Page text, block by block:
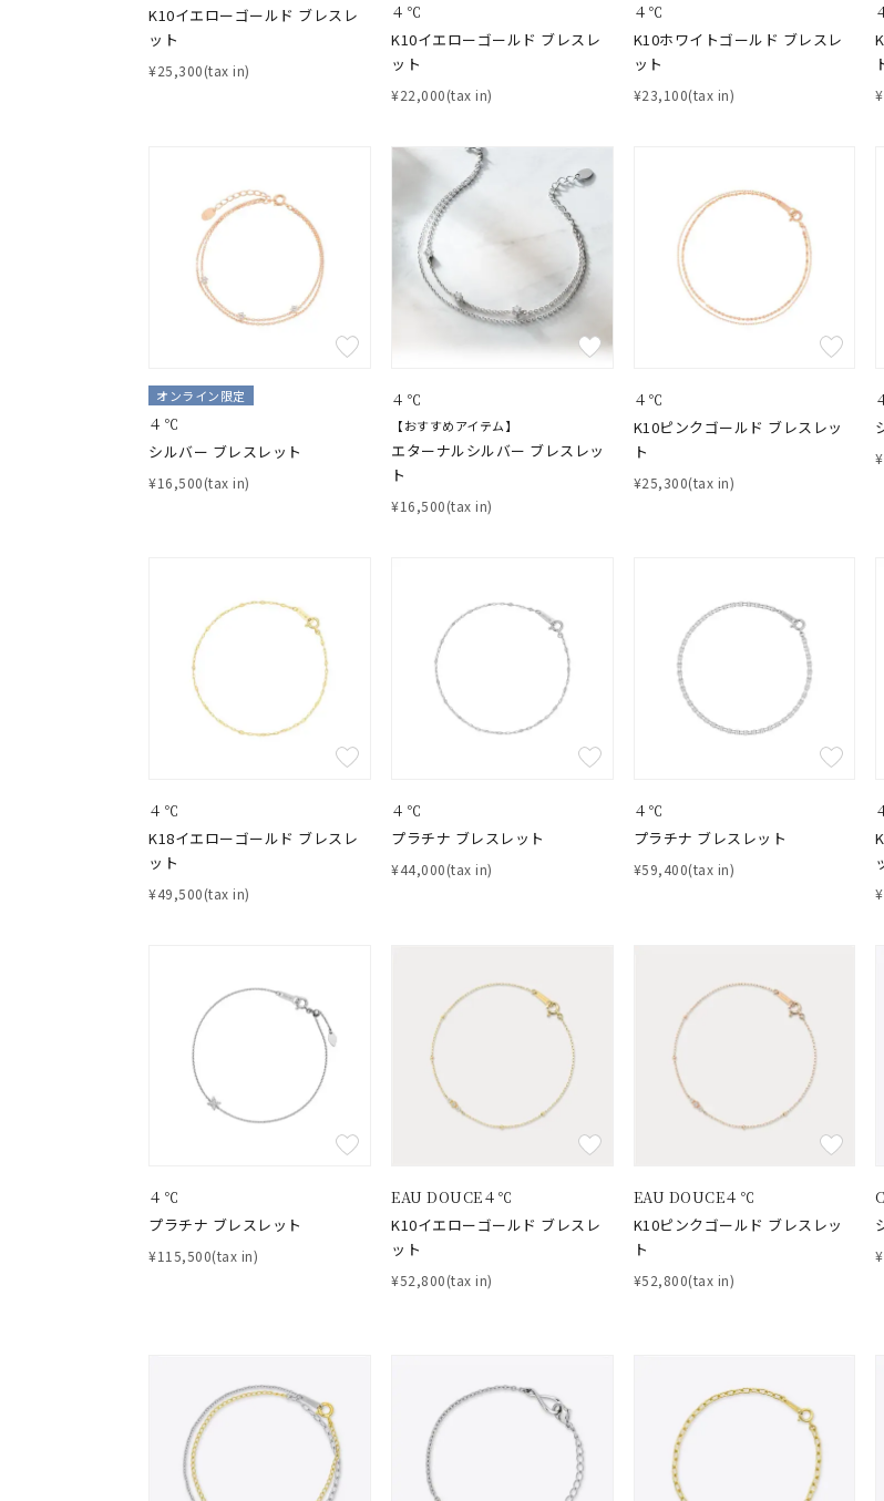
人気検索キーワード #ペア #eギフト #ハーフエタニティリング #刻印可
ブランド
プラチナ K7
1月の誕生石 3月の誕生石
8月の誕生石
モチーフ
しずく ハート 三石 パヴェ
ダブルループ
石の色
クリア ピンク パープル
レッド
マルチカラー
コレクション
耳周りジュエリー 腕周りジュエリー ペアジュエリー
公式オンラインショップ限定
絞り込んで
おすすめ順
K10イエローゴールド ブレスレ
ット
¥25,300(tax in)
４℃
K10イエローゴールド ブレスレ
ット
¥22,000(tax in)
４℃
K10ホワイトゴールド ブレスレ
ット
¥23,100(tax in)
オンライン限定
４℃
シルバー ブレスレット
¥16,500(tax in)
４℃
【おすすめアイテム】
エターナルシルバー ブレスレッ
ト
¥16,500(tax in)
４℃
K10ピンクゴールド ブレスレッ
ト
¥25,300(tax in)
４℃
K18イエローゴールド ブレスレ
ット
¥49,500(tax in)
４℃
プラチナ ブレスレット
¥44,000(tax in)
４℃
プラチナ ブレスレット
¥59,400(tax in)
４℃
プラチナ ブレスレット
¥115,500(tax in)
EAU DOUCE４℃
K10イエローゴールド ブレスレ
ット
¥52,800(tax in)
EAU DOUCE４℃
K10ピンクゴールド ブレスレッ
ト
¥52,800(tax in)